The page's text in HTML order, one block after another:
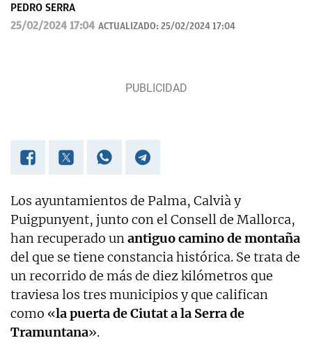
PEDRO SERRA
25/02/2024 17:04 ACTUALIZADO: 25/02/2024 17:04
Los ayuntamientos de Palma, Calvià y
Puigpunyent, junto con el Consell de Mallorca,
han recuperado unantiguo camino de montaña
del que se tiene constancia histórica. Se trata de
un recorrido de más de diez kilómetros que
traviesa los tres municipios y que califican
como «la puerta de Ciutat a la Serra de
Tramuntana».